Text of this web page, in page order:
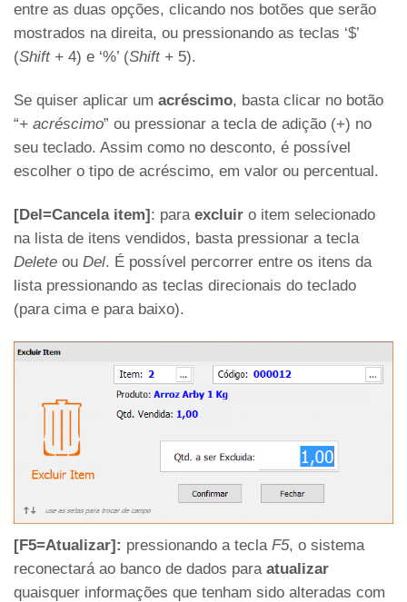
entre as duas opções, clicando nos botões que serão
mostrados na direita, ou pressionando as teclas ‘$’
(Shift + 4) e ‘%’ (Shift + 5).
Se quiser aplicar um acréscimo, basta clicar no botão
“+ acréscimo” ou pressionar a tecla de adição (+) no
seu teclado. Assim como no desconto, é possível
escolher o tipo de acréscimo, em valor ou percentual.
[Del=Cancela item]: para excluir o item selecionado
na lista de itens vendidos, basta pressionar a tecla
Delete ou Del. É possível percorrer entre os itens da
lista pressionando as teclas direcionais do teclado
(para cima e para baixo).
[F5=Atualizar]: pressionando a tecla F5, o sistema
reconectará ao banco de dados para atualizar
quaisquer informações que tenham sido alteradas com